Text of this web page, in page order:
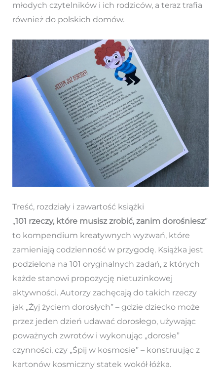
młodych czytelników i ich rodziców, a teraz trafia
również do polskich domów.
Treść, rozdziały i zawartość książki
„101 rzeczy, które musisz zrobić, zanim dorośniesz”
to kompendium kreatywnych wyzwań, które
zamieniają codzienność w przygodę. Książka jest
podzielona na 101 oryginalnych zadań, z których
każde stanowi propozycję nietuzinkowej
aktywności. Autorzy zachęcają do takich rzeczy
jak „Żyj życiem dorosłych” – gdzie dziecko może
przez jeden dzień udawać dorosłego, używając
poważnych zwrotów i wykonując „dorosłe”
czynności, czy „Śpij w kosmosie” – konstruując z
kartonów kosmiczny statek wokół łóżka.